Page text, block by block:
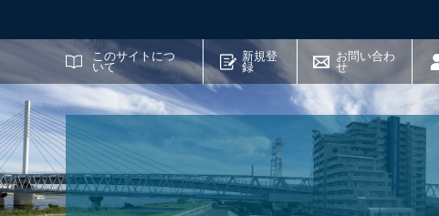
このサイトにつ
いて
新規登
録
お問い合わ
せ
サイト内検索